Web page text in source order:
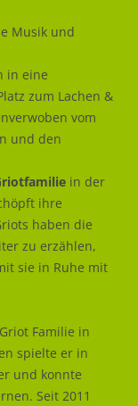
Musik und
in eine
zum Lachen &
vom
und den
in der
ihre
haben die
zu erzählen,
sie in Ruhe mit
Familie in
spielte er in
und konnte
Seit 2011